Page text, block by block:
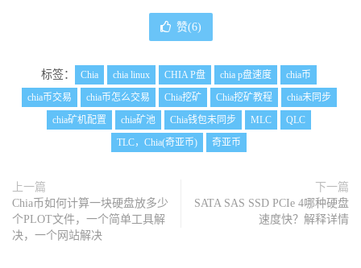
赞(6)
标签： Chia chia linux CHIA P盘 chia p盘速度
chia币
chia币交易
chia币怎么交易 Chia挖矿 Chia挖矿教程
chia未同步
chia矿机配置
chia矿池 Chia钱包未同步 MLC
QLC
TLC，Chia(奇亚币)
奇亚币
上一篇
Chia币如何计算一块硬盘放多少
个PLOT文件，一个简单工具解
决，一个网站解决
下一篇
SATA SAS SSD PCIe 4哪种硬盘
速度快？解释详情